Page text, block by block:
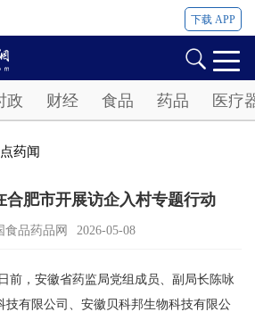
下载 APP
政 财经 食品 药品 医疗
药闻
合肥市开展访企入村专题行动
食品药品网 2026-05-08
，安徽省药监局党组成员、副局长陈咏
技有限公司、安徽贝科邦生物科技有限公